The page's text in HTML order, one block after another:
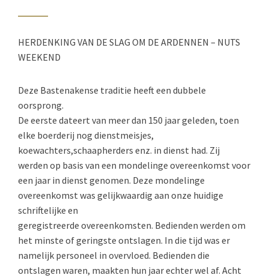
HERDENKING VAN DE SLAG OM DE ARDENNEN – NUTS
WEEKEND
Deze Bastenakense traditie heeft een dubbele
oorsprong.
De eerste dateert van meer dan 150 jaar geleden, toen
elke boerderij nog dienstmeisjes,
koewachters,schaapherders enz. in dienst had. Zij
werden op basis van een mondelinge overeenkomst voor
een jaar in dienst genomen. Deze mondelinge
overeenkomst was gelijkwaardig aan onze huidige
schriftelijke en
geregistreerde overeenkomsten. Bedienden werden om
het minste of geringste ontslagen. In die tijd was er
namelijk personeel in overvloed. Bedienden die
ontslagen waren, maakten hun jaar echter wel af. Acht